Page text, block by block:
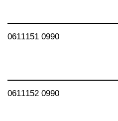
0611151 0990
0611152 0990